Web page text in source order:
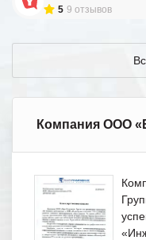
5 9 отзывов
Компания ООО